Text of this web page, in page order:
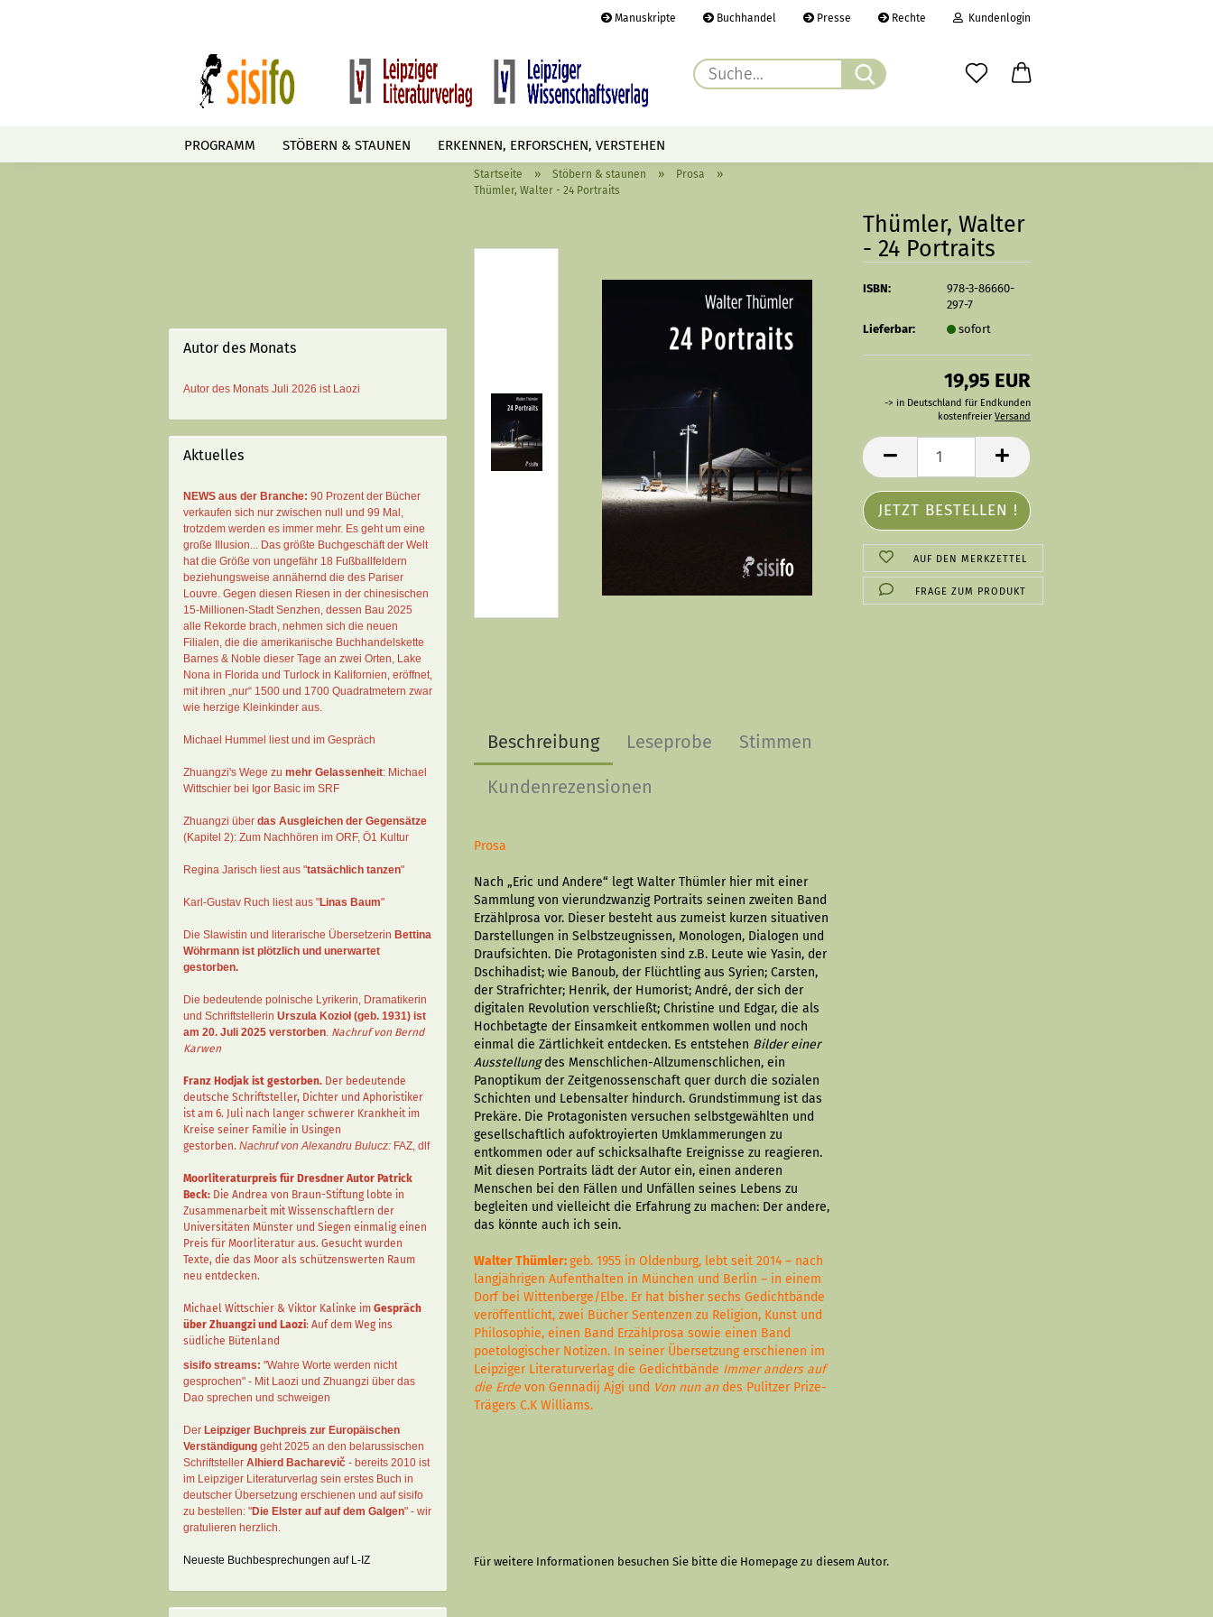
Manuskripte Buchhandel Presse Rechte Kundenlogin
Passwort
Passwort vergessen?
Suche...
PROGRAMM STÖBERN & STAUNEN ERKENNEN, ERFORSCHEN, VERSTEHEN
AUTOREN TERMINE HÖREN & SEHEN
Startseite » Stöbern & staunen » Prosa »
Thümler, Walter - 24 Portraits
Thümler, Walter
- 24 Portraits
ISBN:
978-3-86660-
297-7
Lieferbar:
sofort
19,95 EUR
-> in Deutschland für Endkunden
kostenfreier Versand
AUF DEN MERKZETTEL
FRAGE ZUM PRODUKT
Beschreibung Leseprobe Stimmen
Kundenrezensionen
Prosa
Nach „Eric und Andere“ legt Walter Thümler hier mit einer
Sammlung von vierundzwanzig Por­traits seinen zweiten Band
Erzählprosa vor. Dieser besteht aus zumeist kurzen situativen
Darstellun­gen in Selbstzeugnissen, Monologen, Dialogen und
Draufsichten. Die Protagonisten sind z.B. Leute wie Yasin, der
Dschihadist; wie Banoub, der Flüchtling aus Syrien; Carsten,
der Strafrichter; Hen­rik, der Humorist; André, der sich der
digitalen Revolution verschließt; Christine und Edgar, die als
Hochbetagte der Einsamkeit entkommen wollen und noch
einmal die Zärtlichkeit entdecken. Es entstehen Bilder einer
Ausstellungdes Menschlichen-Allzumenschlichen, ein
Panoptikum der Zeit­genossenschaft quer durch die sozialen
Schichten und Lebensalter hindurch. Grundstimmung ist das
Prekäre. Die Protagonisten versuchen selbstgewählten und
gesellschaftlich aufoktroyierten Um­klammerungen zu
entkommen oder auf schicksalhafte Ereignisse zu reagieren.
Mit diesen Portraits lädt der Autor ein, einen anderen
Menschen bei den Fällen und Unfällen seines Lebens zu
begleiten und vielleicht die Erfahrung zu machen: Der andere,
das könnte auch ich sein.
Walter Thümler:geb. 1955 in Oldenburg, lebt seit 2014 – nach
langjährigen Aufenthalten in München und Berlin – in einem
Dorf bei Wittenberge/Elbe. Er hat bisher sechs Gedichtbände
veröffentlicht, zwei Bücher Sentenzen zu Religion, Kunst und
Philosophie, einen Band Erzählprosa sowie einen Band
poetologischer Notizen. In seiner Übersetzung erschienen im
Leipziger Literaturverlag die Gedichtbände Immer anders auf
die Erdevon Gennadij Ajgi und Von nun an des Pulitzer Prize-
Trägers C.K Williams.
Für weitere Informationen besuchen Sie bitte die Homepage zu diesem Autor.
Autor des Monats
Autor des Monats Juli 2026 ist Laozi
Aktuelles
NEWS aus der Branche: 90 Prozent der Bücher
verkaufen sich nur zwischen null und 99 Mal ,
trotzdem werden es immer mehr. Es geht um eine
große Illusion... Das größte Buchgeschäft der Welt
hat die Größe von ungefähr 18 Fußballfeldern
beziehungsweise annähernd die des Pariser
Louvre. Gegen diesen Riesen in der chinesischen
15-Millionen-Stadt Senzhen, dessen Bau 2025
alle Rekorde brach, nehmen sich die neuen
Filialen, die die amerikanische Buchhandelskette
Barnes & Noble dieser Tage an zwei Orten, Lake
Nona in Florida und Turlock in Kalifornien, eröffnet,
mit ihren „nur“ 1500 und 1700 Quadratmetern zwar
wie herzige Kleinkinder aus.
Michael Hummel liest und im Gespräch
Zhuangzi's Wege zu mehr Gelassenheit: Michael
Wittschier bei Igor Basic im SRF
Zhuangzi über das Ausgleichen der Gegensätze
(Kapitel 2): Zum Nachhören im ORF, Ö1 Kultur
Regina Jarisch liest aus "tatsächlich tanzen"
Karl-Gustav Ruch liest aus "Linas Baum"
Die Slawistin und literarische Übersetzerin Bettina
Wöhrmann ist plötzlich und unerwartet
gestorben.
Die bedeutende polnische Lyrikerin, Dramatikerin
und Schriftstellerin Urszula Kozioł (geb. 1931) ist
am 20. Juli 2025 verstorben. Nachruf von Bernd
Karwen
Franz Hodjak ist gestorben. Der bedeutende
deutsche Schriftsteller, Dichter und Aphoristiker
ist am 6. Juli nach langer schwerer Krankheit im
Kreise seiner Familie in Usingen
gestorben. Nachruf von Alexandru Bulucz: FAZ, dlf
Moorliteraturpreis für Dresdner Autor Patrick
Beck: Die Andrea von Braun-Stiftung lobte in
Zusammenarbeit mit Wissenschaftlern der
Universitäten Münster und Siegen einmalig einen
Preis für Moorliteratur aus. Gesucht wurden
Texte, die das Moor als schützenswerten Raum
neu entdecken.
Michael Wittschier & Viktor Kalinke im Gespräch
über Zhuangzi und Laozi: Auf dem Weg ins
südliche Bütenland
sisifo streams: "Wahre Worte werden nicht
gesprochen" - Mit Laozi und Zhuangzi über das
Dao sprechen und schweigen
Der Leipziger Buchpreis zur Europäischen
Verständigung geht 2025 an den belarussischen
Schriftsteller Alhierd Bacharevič - bereits 2010 ist
im Leipziger Literaturverlag sein erstes Buch in
deutscher Übersetzung erschienen und auf sisifo
zu bestellen: "Die Elster auf auf dem Galgen" - wir
gratulieren herzlich.
Neueste Buchbesprechungen auf L-IZ